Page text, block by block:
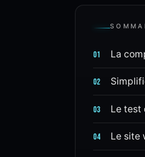
01 La
02
03 Le test
04 Le site